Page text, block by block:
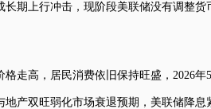
期上行冲击，现阶段美联储没有调整
走高，居民消费依旧保持旺盛，2026年
产双旺弱化市场衰退预期，美联储降息